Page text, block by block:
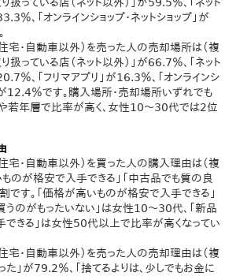
％、「オンラインショップ・ネットショップ」が
宅・自動車以外）を売った人の売却場所は（複
扱っている店（ネット以外）」が66.7％、「ネット
％、「フリマアプリ」が16.3％、「オンラインシ
が12.4％です。購入場所・売却場所いずれでも
や若年層で比率が高く、女性10～30代では2位
宅・自動車以外）を買った人の購入理由は（複
ものが格安で入手できる」「中古品でも質の良
です。「価格が高いものが格安で入手できる」
うのがもったいない」は女性10～30代、「新品
きる」は女性50代以上で比率が高くなってい
宅・自動車以外）を売った人の売却理由は（複
た」が79.2％、「捨てるよりは、少しでもお金に